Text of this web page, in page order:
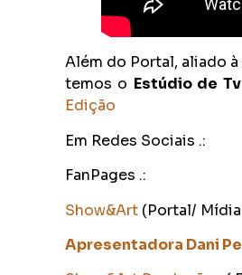
Além do Portal, aliado
temos o Estúdio de
Edição
Em Redes Sociais .:
FanPages .:
Show&Art (Portal/
Apresentadora Dani